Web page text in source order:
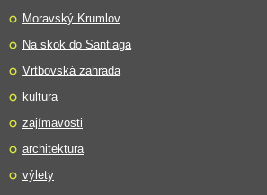
Moravský Krumlov
Na skok do Santiaga
Vrtbovská zahrada
kultura
zajímavosti
architektura
výlety